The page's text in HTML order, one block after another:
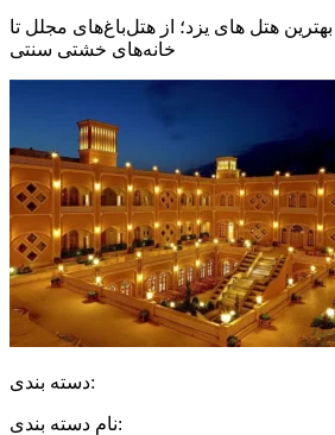
هتل های یزد؛ از هتل‌باغ‌های مجلل تا
خانه‌های خشتی سنتی
دسته بندی:
نام دسته بندی: